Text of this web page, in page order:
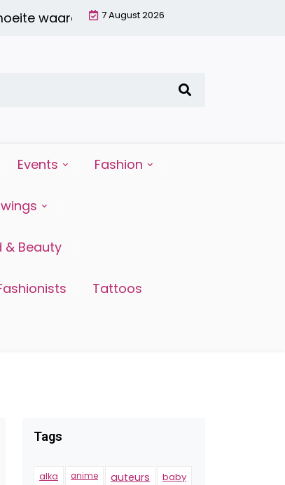
waard is | 6 redenen waarom water
7 August 2026
Events Fashion
& Beauty
Tattoos
Tags
alka anime auteurs baby